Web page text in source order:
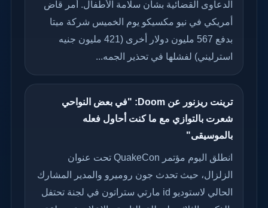
الدعاوى القضائية بشأن سلامة الأطفال. أمر قاض
أمريكي في نيو مكسيكو يوم الخميس شركة ميتا
بدفع 567 مليون دولار أخرى (421 مليون جنيه
استرليني) لفشلها في تحذير الجمه...
ترينت ريزنور عن Doom: "في بعض النواحي
شعرت بالتوازي مع ما كنت أحاول فعله
بالموسيقى"
انطلق اليوم مؤتمر QuakeCon تحت عنوان
الزلزال، حيث تحدث جون روميرو والمدير المشارك
الحالي لاستوديو id مارتي ستراتون في لجنة تحتفل